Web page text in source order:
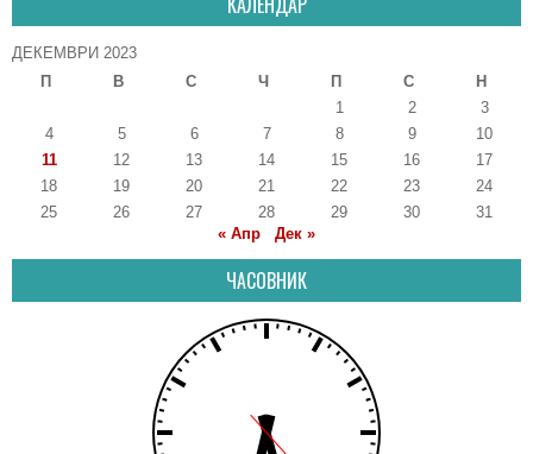
ДЕКЕМВРИ 2023
П
В С Ч П С
Н
1
2
3
4
5 6 7 8 9
10
11
12 13 14 15 16
17
18
19 20 21 22 23
24
25
26 27 28 29 30
31
« Апр
Дек »
ЧАСОВНИК